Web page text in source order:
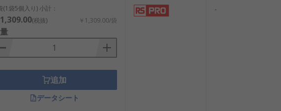
粉塵の侵入を防ぎます。
からケーブルを守ります。
ザインに対応します。
(1袋5個入り) 小計：
(税抜) ￥1,309.00/袋
追加
データシート
-